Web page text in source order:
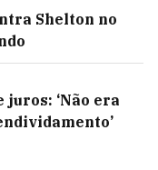
Shelton no
juros: ‘Não era